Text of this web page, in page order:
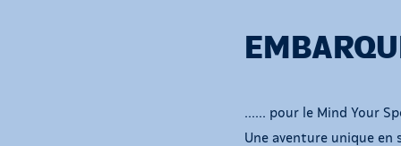
...... pour le Mind Your
Une aventure unique en